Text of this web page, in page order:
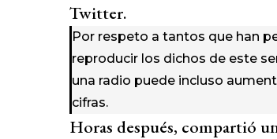
Twitter.
Por respeto a tantos que han
reproducir los dichos de este
una radio puede incluso
cifras.
Horas después, compartió